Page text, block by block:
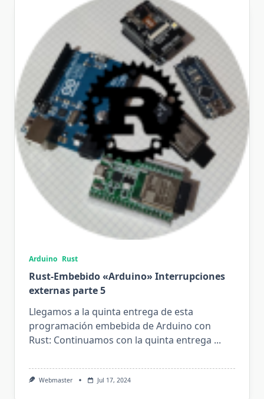
Arduino Rust
Rust-Embebido «Arduino» Interrupciones
externas parte 5
Llegamos a la quinta entrega de esta
programación embebida de Arduino con
Rust: Continuamos con la quinta entrega ...
Webmaster Jul 17, 2024